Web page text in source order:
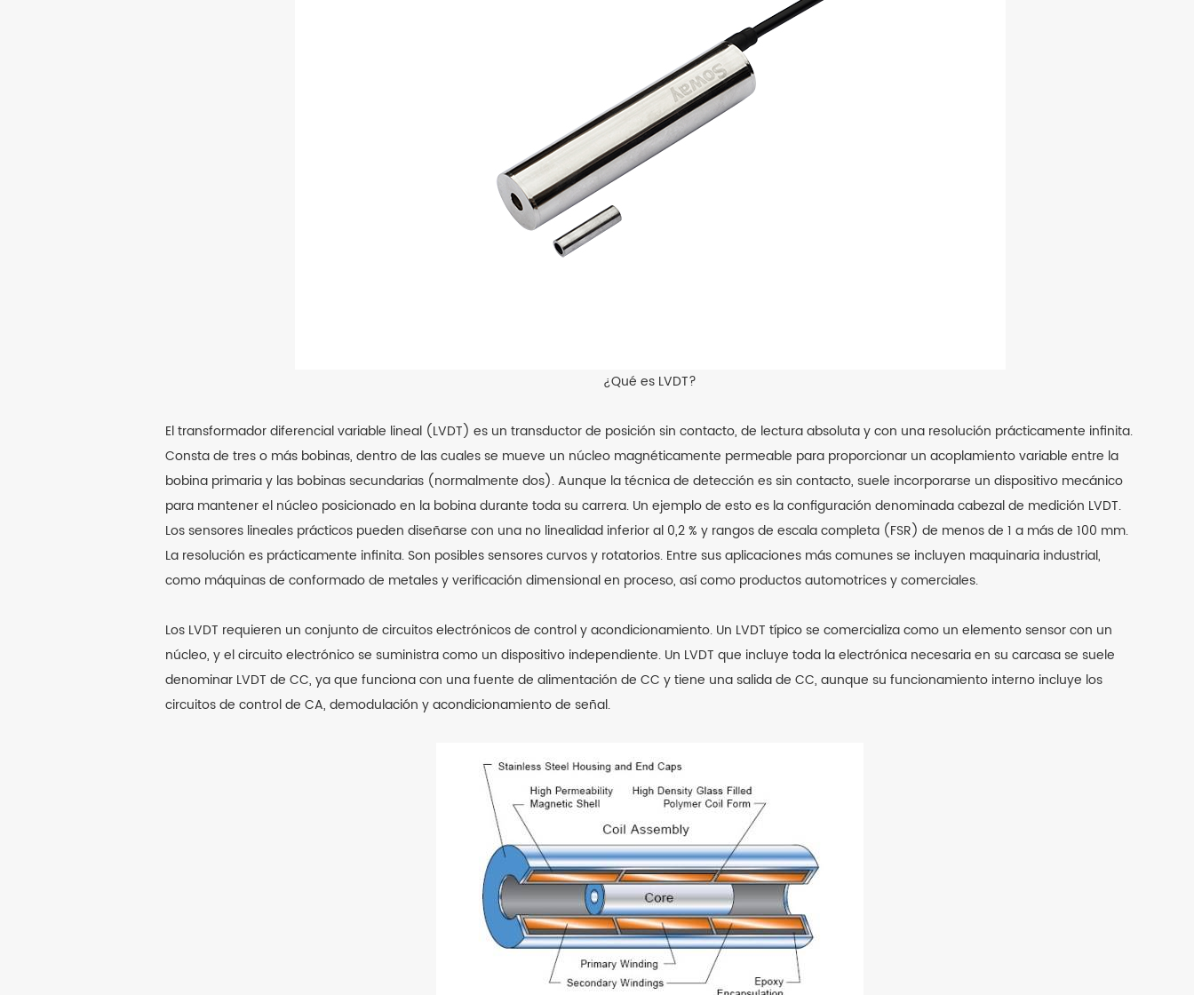
¿Qué es LVDT?
El transformador diferencial variable lineal (LVDT) es un transductor de posición sin contacto, de lectura absoluta y con una resolución prácticamente infinita.
Consta de tres o más bobinas, dentro de las cuales se mueve un núcleo magnéticamente permeable para proporcionar un acoplamiento variable entre la
bobina primaria y las bobinas secundarias (normalmente dos). Aunque la técnica de detección es sin contacto, suele incorporarse un dispositivo mecánico
para mantener el núcleo posicionado en la bobina durante toda su carrera. Un ejemplo de esto es la configuración denominada cabezal de medición LVDT.
Los sensores lineales prácticos pueden diseñarse con una no linealidad inferior al 0,2 % y rangos de escala completa (FSR) de menos de 1 a más de 100 mm.
La resolución es prácticamente infinita. Son posibles sensores curvos y rotatorios. Entre sus aplicaciones más comunes se incluyen maquinaria industrial,
como máquinas de conformado de metales y verificación dimensional en proceso, así como productos automotrices y comerciales.
Los LVDT requieren un conjunto de circuitos electrónicos de control y acondicionamiento. Un LVDT típico se comercializa como un elemento sensor con un
núcleo, y el circuito electrónico se suministra como un dispositivo independiente. Un LVDT que incluye toda la electrónica necesaria en su carcasa se suele
denominar LVDT de CC, ya que funciona con una fuente de alimentación de CC y tiene una salida de CC, aunque su funcionamiento interno incluye los
circuitos de control de CA, demodulación y acondicionamiento de señal.